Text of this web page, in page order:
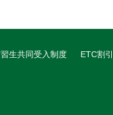
生共同受入制度 ETC割